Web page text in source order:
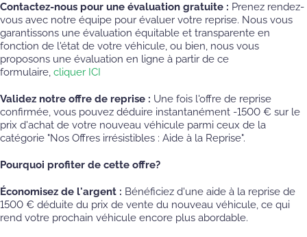
Contactez-nous pour une évaluation gratuite : Prenez rendez-
vous avec notre équipe pour évaluer votre reprise. Nous vous
garantissons une évaluation équitable et transparente en
fonction de l'état de votre véhicule, ou bien, nous vous
proposons une évaluation en ligne à partir de ce
formulaire, cliquer ICI
Validez notre offre de reprise : Une fois l'offre de reprise
confirmée, vous pouvez déduire instantanément -1500 € sur le
prix d'achat de votre nouveau véhicule parmi ceux de la
catégorie "Nos Offres irrésistibles : Aide à la Reprise".
Pourquoi profiter de cette offre?
Économisez de l'argent : Bénéficiez d'une aide à la reprise de
1500 € déduite du prix de vente du nouveau véhicule, ce qui
rend votre prochain véhicule encore plus abordable.